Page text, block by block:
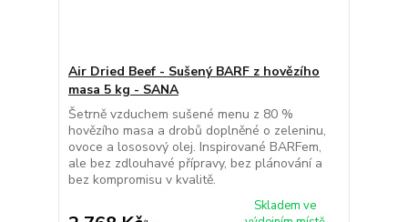
Air Dried Beef - Sušený BARF z hovězího
masa 5 kg - SANA
Šetrně vzduchem sušené menu z 80 %
hovězího masa a drobů doplněné o zeleninu,
ovoce a lososový olej. Inspirované BARFem,
ale bez zdlouhavé přípravy, bez plánování a
bez kompromisu v kvalitě.
Skladem ve